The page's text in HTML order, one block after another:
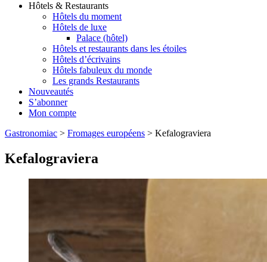
Hôtels & Restaurants
Hôtels du moment
Hôtels de luxe
Palace (hôtel)
Hôtels et restaurants dans les étoiles
Hôtels d’écrivains
Hôtels fabuleux du monde
Les grands Restaurants
Nouveautés
S’abonner
Mon compte
Gastronomiac > Fromages européens > Kefalograviera
Kefalograviera